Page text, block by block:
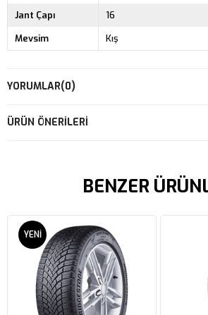
Jant Çapı
16
Mevsim
Kış
YORUMLAR(0)
ÜRÜN ÖNERILERI
BENZER
YENI
ÜRÜN